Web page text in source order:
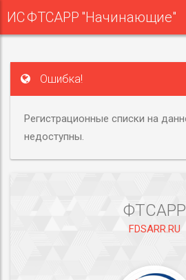
ИС ФТСАРР "Начинающие"
Ошибка!
Регистрационные списки на
недоступны.
ФТСАРР
FDSARR.RU